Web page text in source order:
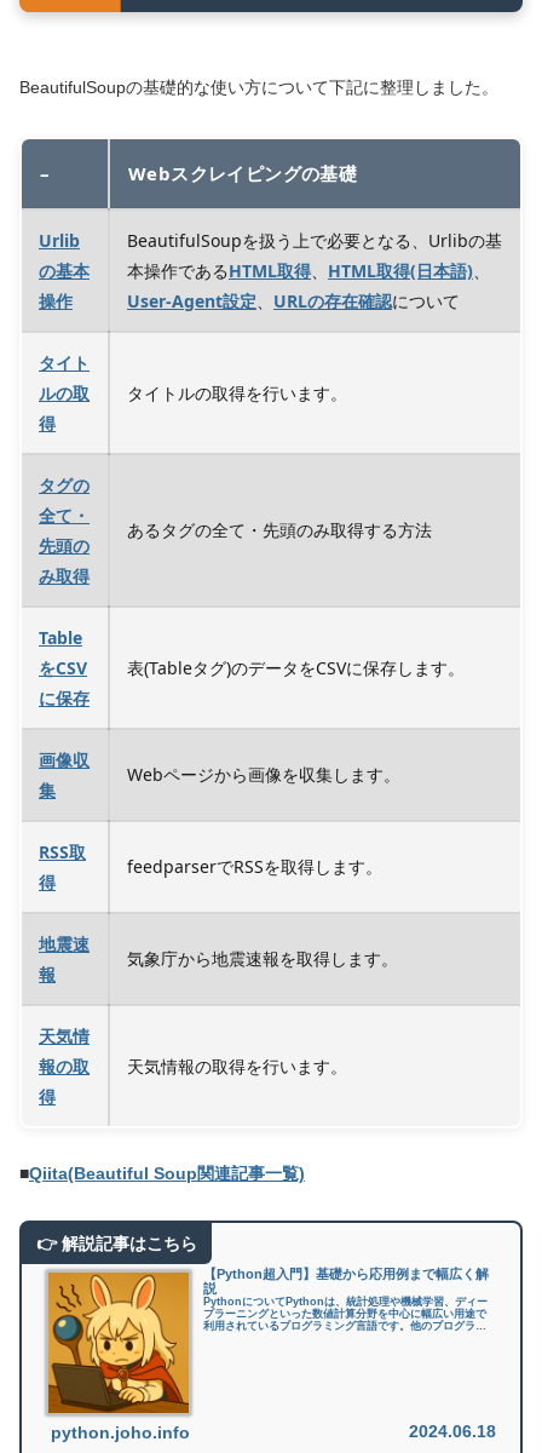
BeautifulSoupの基礎的な使い方について下記に整理しました。
– Webスクレイピングの基礎
Urlib
の基本
操作
BeautifulSoupを扱う上で必要となる、Urlibの基
本操作であるHTML取得、 HTML取得(日本語)、
User-Agent設定、 URLの存在確認について
タイト
ルの取
得
タイトルの取得を行います。
タグの
全て・
先頭の
み取得
あるタグの全て・先頭のみ取得する方法
Table
をCSV
に保存
表(Tableタグ)のデータをCSVに保存します。
画像収
集
Webページから画像を収集します。
RSS取
得
feedparserでRSSを取得します。
地震速
報
気象庁から地震速報を取得します。
天気情
報の取
得
天気情報の取得を行います。
■Qiita(Beautiful Soup関連記事一覧)
【Python超入門】基礎から応用例まで幅広く解
説
PythonについてPythonは、統計処理や機械学習、ディー
プラーニングといった数値計算分野を中心に幅広い用途で
利用されているプログラミング言語です。他のプログラミ
python.joho.info 2024.06.18